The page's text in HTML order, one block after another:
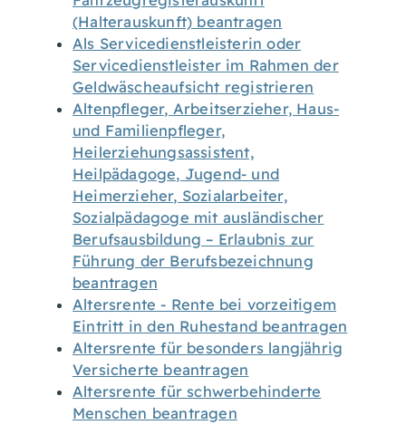
(Halterauskunft) beantragen
Als Servicedienstleisterin oder
Servicedienstleister im Rahmen der
Geldwäscheaufsicht registrieren
Altenpfleger, Arbeitserzieher, Haus-
und Familienpfleger,
Heilerziehungsassistent,
Heilpädagoge, Jugend- und
Heimerzieher, Sozialarbeiter,
Sozialpädagoge mit ausländischer
Berufsausbildung – Erlaubnis zur
Führung der Berufsbezeichnung
beantragen
Altersrente - Rente bei vorzeitigem
Eintritt in den Ruhestand beantragen
Altersrente für besonders langjährig
Versicherte beantragen
Altersrente für schwerbehinderte
Menschen beantragen